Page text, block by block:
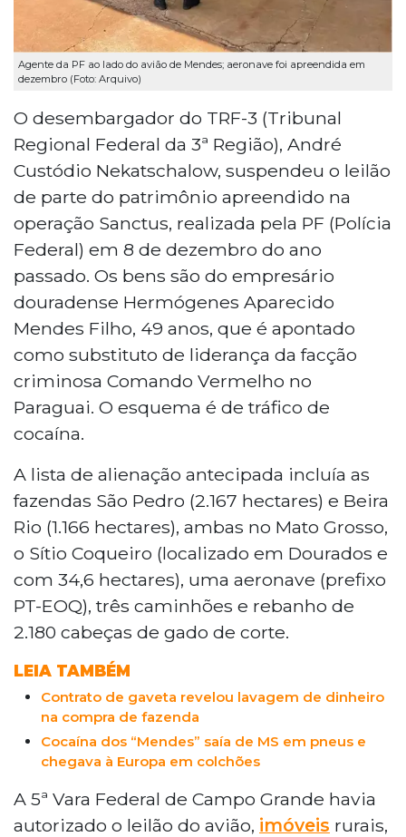
Agente da PF ao lado do avião de Mendes; aeronave foi apreendida em
dezembro (Foto: Arquivo)
O desembargador do TRF-3 (Tribunal
Regional Federal da 3ª Região), André
Custódio Nekatschalow, suspendeu o leilão
de parte do patrimônio apreendido na
operação Sanctus, realizada pela PF (Polícia
Federal) em 8 de dezembro do ano
passado. Os bens são do empresário
douradense Hermógenes Aparecido
Mendes Filho, 49 anos, que é apontado
como substituto de liderança da facção
criminosa Comando Vermelho no
Paraguai. O esquema é de tráfico de
cocaína.
A lista de alienação antecipada incluía as
fazendas São Pedro (2.167 hectares) e Beira
Rio (1.166 hectares), ambas no Mato Grosso,
o Sítio Coqueiro (localizado em Dourados e
com 34,6 hectares), uma aeronave (prefixo
PT-EOQ), três caminhões e rebanho de
2.180 cabeças de gado de corte.
LEIA TAMBÉM
Contrato de gaveta revelou lavagem de dinheiro
na compra de fazenda
Cocaína dos “Mendes” saía de MS em pneus e
chegava à Europa em colchões
A 5ª Vara Federal de Campo Grande havia
autorizado o leilão do avião, imóveis rurais,